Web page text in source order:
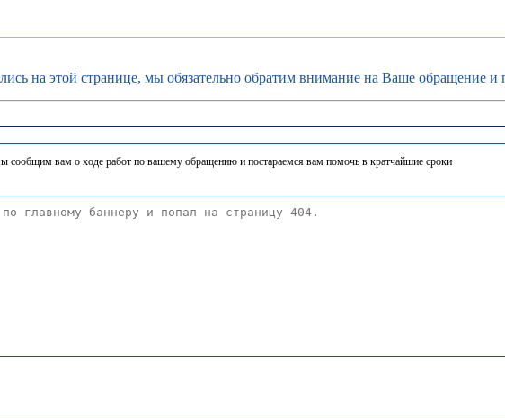
на этой странице, мы обязательно обратим внимание на Ваше обращение и
сообщим вам о ходе работ по вашему обращению и постараемся вам помочь в кратчайшие сроки